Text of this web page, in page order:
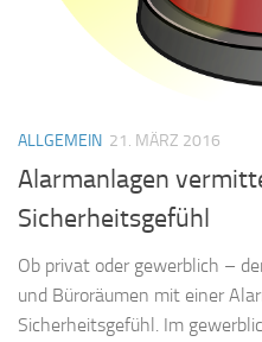
ALLGEMEIN 21. MÄRZ 2016
Alarmanlagen
Sicherheitsgefühl
Ob privat oder gewerblich –
und Büroräumen mit einer
Sicherheitsgefühl. Im